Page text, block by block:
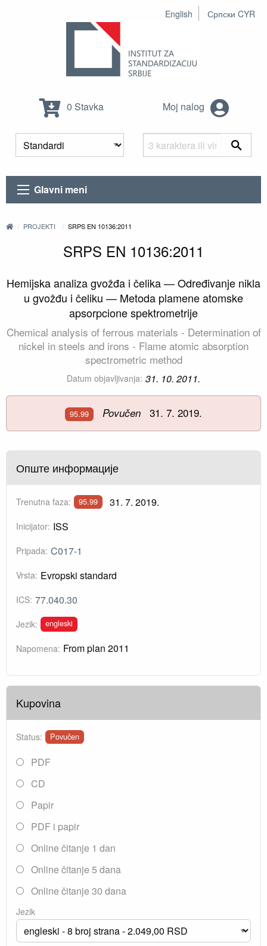
English Српски CYR
0 Stavka Moj nalog
Glavni meni
PROJEKTI SRPS EN 10136:2011
SRPS EN 10136:2011
Hemijska analiza gvožđa i čelika — Određivanje nikla
u gvožđu i čeliku — Metoda plamene atomske
apsorpcione spektrometrije
Chemical analysis of ferrous materials - Determination of
nickel in steels and irons - Flame atomic absorption
spectrometric method
Datum objavljivanja: 31. 10. 2011.
95.99 Povučen 31. 7. 2019.
Опште информације
Trenutna faza: 95.99 31. 7. 2019.
Inicijator: ISS
Pripada: C017-1
Vrsta: Evropski standard
ICS: 77.040.30
Jezik: engleski
Napomena: From plan 2011
Kupovina
Status: Povučen
PDF
CD
Papir
PDF i papir
Online čitanje 1 dan
Online čitanje 5 dana
Online čitanje 30 dana
Jezik